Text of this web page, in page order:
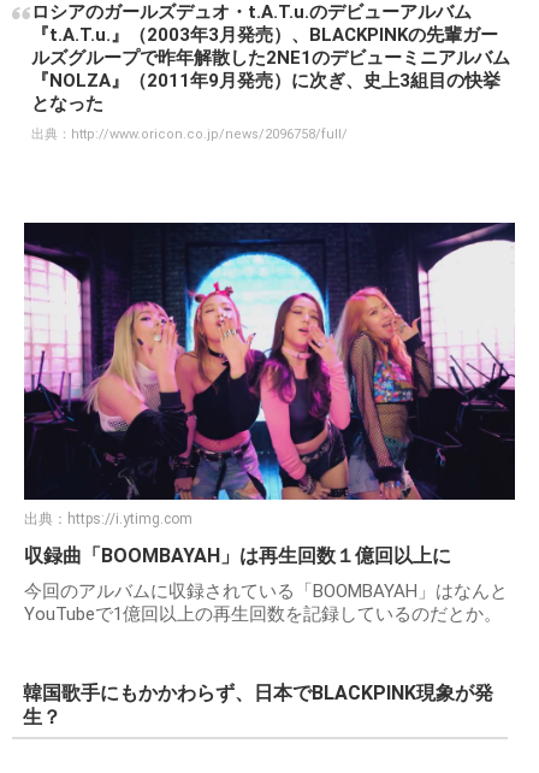
ロシアのガールズデュオ・t.A.T.u.のデビューアルバム
『t.A.T.u.』（2003年3月発売）、BLACKPINKの先輩ガー
ルズグループで昨年解散した2NE1のデビューミニアルバム
『NOLZA』（2011年9月発売）に次ぎ、史上3組目の快挙
となった
出典： http://www.oricon.co.jp/news/2096758/full/
出典： https://i.ytimg.com
収録曲「BOOMBAYAH」は再生回数１億回以上に
今回のアルバムに収録されている「BOOMBAYAH」はなんと
YouTubeで1億回以上の再生回数を記録しているのだとか。
韓国歌手にもかかわらず、日本でBLACKPINK現象が発
生？